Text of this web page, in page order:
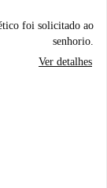
foi solicitado ao
senhorio.
Ver detalhes